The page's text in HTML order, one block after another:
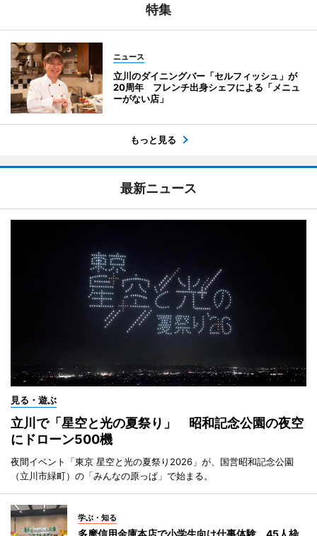
特集
ニュース
立川のダイニングバー「セルフィッシュ」が
20周年 フレンチ出身シェフによる「メニュ
ーがない店」
もっと見る
最新ニュース
見る・遊ぶ
立川で「星空と光の夏祭り」 昭和記念公園の夜空
にドローン500機
夜間イベント「東京 星空と光の夏祭り2026」が、国営昭和記念公園
（立川市緑町）の「みんなの原っぱ」で始まる。
学ぶ・知る
多摩信用金庫本店で小学生向け仕事体験 45人枠